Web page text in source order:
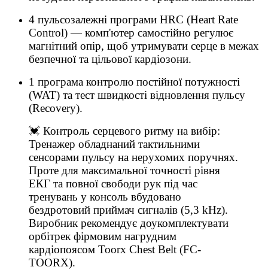
4 пульсозалежні програми HRC (Heart Rate
Control) — комп'ютер самостійно регулює
магнітний опір, щоб утримувати серце в межах
безпечної та цільової кардіозони.
1 програма контролю постійної потужності
(WAT) та тест швидкості відновлення пульсу
(Recovery).
💓 Контроль серцевого ритму на вибір:
Тренажер обладнаний тактильними
сенсорами пульсу на нерухомих поручнях.
Проте для максимальної точності рівня
ЕКГ та повної свободи рук під час
тренувань у консоль вбудовано
бездротовий приймач сигналів (5,3 kHz).
Виробник рекомендує доукомплектувати
орбітрек фірмовим нагрудним
кардіопоясом Toorx Chest Belt (FC-
TOORX).